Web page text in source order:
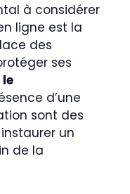
à considérer
ligne est la
des
ses
d’une
sont des
un
de la